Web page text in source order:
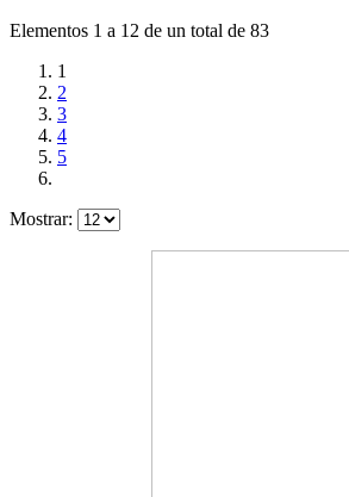
Elementos 1 a 12 de un total de 83
1
2
3
4
5
Mostrar: